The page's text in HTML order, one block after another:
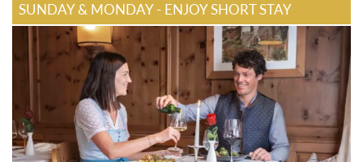
SUNDAY & MONDAY - ENJOY SHORT STAY